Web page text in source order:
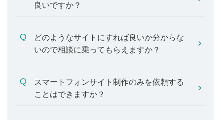
良いですか？
どのようなサイトにすれば良いか分からな
いので相談に乗ってもらえますか？
スマートフォンサイト制作のみを依頼する
ことはできますか？